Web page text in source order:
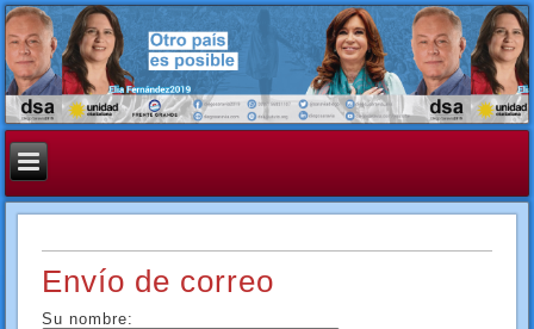
Envío de correo
Su nombre: